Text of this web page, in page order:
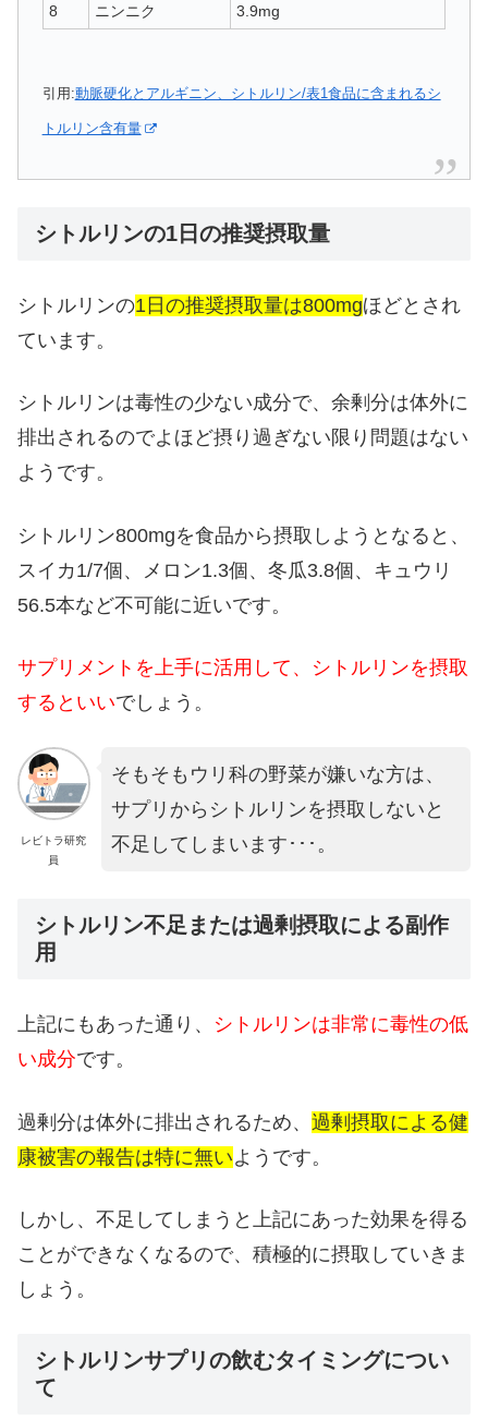
8
ニンニク 3.9mg
引用:動脈硬化とアルギニン、シトルリン/表1食品に含まれるシ
トルリン含有量
シトルリンの1日の推奨摂取量
シトルリンの1日の推奨摂取量は800mgほどとされ
ています。
シトルリンは毒性の少ない成分で、余剰分は体外に
排出されるのでよほど摂り過ぎない限り問題はない
ようです。
シトルリン800mgを食品から摂取しようとなると、
スイカ1/7個、メロン1.3個、冬瓜3.8個、キュウリ
56.5本など不可能に近いです。
サプリメントを上手に活用して、シトルリンを摂取
するといいでしょう。
レビトラ研究
員
そもそもウリ科の野菜が嫌いな方は、
サプリからシトルリンを摂取しないと
不足してしまいます･･･。
シトルリン不足または過剰摂取による副作
用
上記にもあった通り、 シトルリンは非常に毒性の低
い成分です。
過剰分は体外に排出されるため、 過剰摂取による健
康被害の報告は特に無いようです。
しかし、不足してしまうと上記にあった効果を得る
ことができなくなるので、積極的に摂取していきま
しょう。
シトルリンサプリの飲むタイミングについ
て